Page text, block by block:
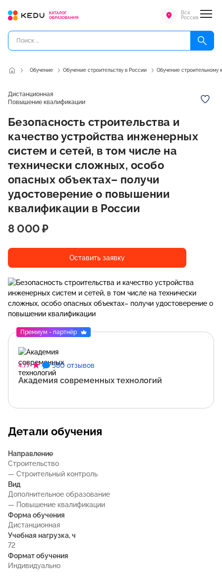
Вся
Россия
Обучение Обучение строительству в России Обучение строительному
Дистанционная
Повышение квалификации
Безопасность строительства и
качество устройства инженерных
систем и сетей, в том числе на
технически сложных, особо
опасных объектах– получи
удостоверение о повышении
квалификации в России
8 000 ₽
Оставить заявку
4.77 580 отзывов
Академия современных технологий
Премиум - партнёр
Детали обучения
Направление
Строительство
— Строительный контроль
Вид
Дополнительное образование
— Повышение квалификации
Форма обучения
Дистанционная
Учебная нагрузка, ч
72
Формат обучения
Индивидуально